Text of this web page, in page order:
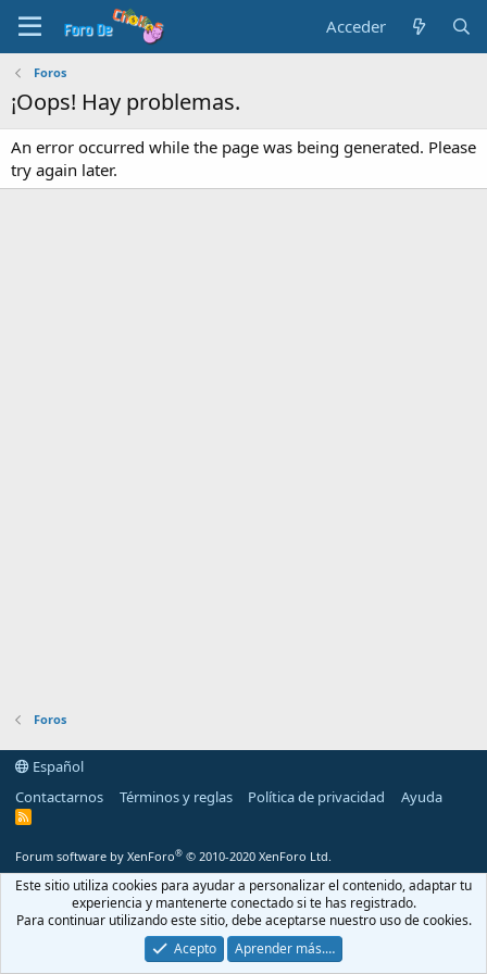
Acceder
Foros
¡Oops! Hay problemas.
An error occurred while the page was being generated. Please
try again later.
Foros
Español
Contactarnos
Términos y reglas Política de privacidad Ayuda
R
Forum software by XenForo® © 2010-2020 XenForo Ltd.
Este sitio utiliza cookies para ayudar a personalizar el contenido, adaptar tu
experiencia y mantenerte conectado si te has registrado.
Para continuar utilizando este sitio, debe aceptarse nuestro uso de cookies.
Acepto
Aprender más.…